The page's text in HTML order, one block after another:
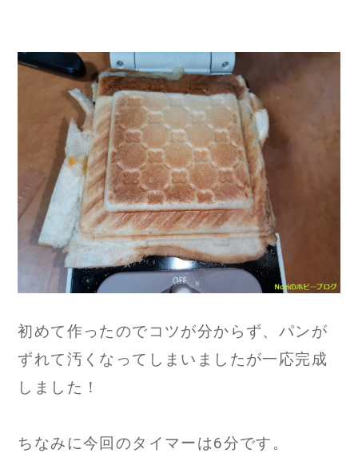
初めて作ったのでコツが分からず、パンが
ずれて汚くなってしまいましたが一応完成
しました！
ちなみに今回のタイマーは6分です。